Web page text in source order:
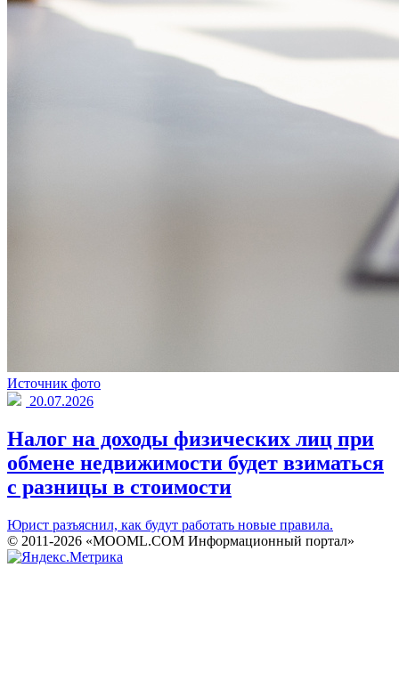
Источник фото
20.07.2026
Налог на доходы физических лиц при
обмене недвижимости будет взиматься
с разницы в стоимости
Юрист разъяснил, как будут работать новые правила.
© 2011-2026 «MOOML.COM Информационный портал»